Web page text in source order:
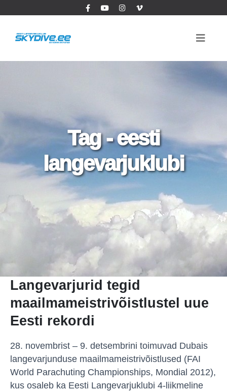
Tag - eesti
langevarjuklubi
Langevarjurid tegid
maailmameistrivõistlustel uue
Eesti rekordi
28. novembrist – 9. detsembrini toimuvad Dubais
langevarjunduse maailmameistrivõistlused (FAI
World Parachuting Championships, Mondial 2012),
kus osaleb ka Eesti Langevarjuklubi 4-liikmeline